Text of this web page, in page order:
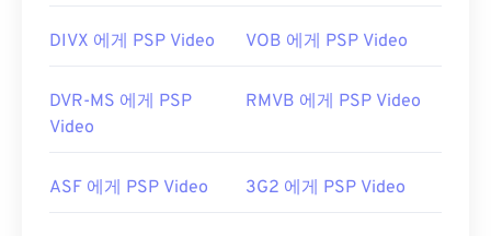
DIVX 에게 PSP Video VOB 에게 PSP Video
DVR-MS 에게 PSP
Video
RMVB 에게 PSP Video
ASF 에게 PSP Video 3G2 에게 PSP Video